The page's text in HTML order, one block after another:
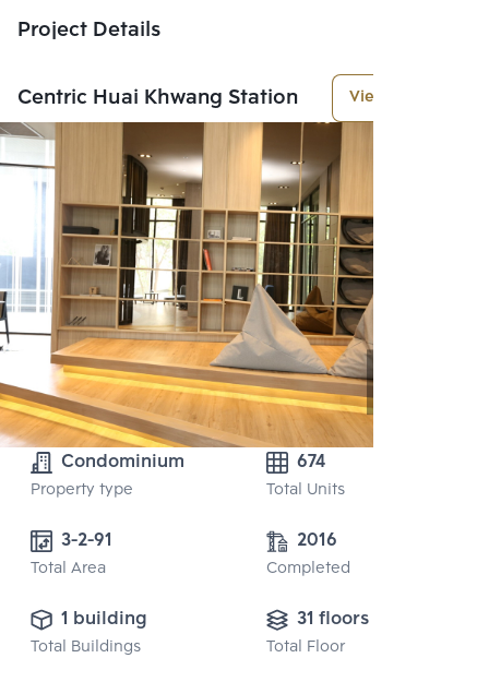
Project Details
Centric Huai Khwang Station View More
Condominium
Property type
674
Total Units
3-2-91
Total Area
2016
Completed
1 building
Total Buildings
31 floors
Total Floor